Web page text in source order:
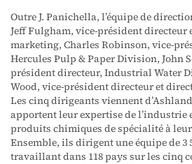
Outre J. Panichella, l’équipe de
Jeff Fulgham, vice-président directeur
marketing, Charles Robinson, vice-
Hercules Pulp & Paper Division, John
président directeur, Industrial Water
Wood, vice-président directeur et
Les cinq dirigeants viennent
apportent leur expertise de l’industrie
produits chimiques de spécialité à
Ensemble, ils dirigent une équipe de 3
travaillant dans 118 pays sur les cinq